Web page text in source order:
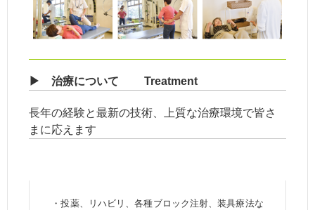
▶ 治療について Treatment
長年の経験と最新の技術、上質な治療環境で皆さ
まに応えます
・投薬、リハビリ、各種ブロック注射、装具療法な